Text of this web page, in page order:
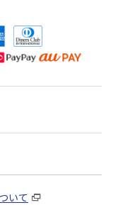
いて